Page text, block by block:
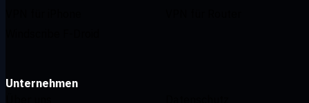
Unternehmen